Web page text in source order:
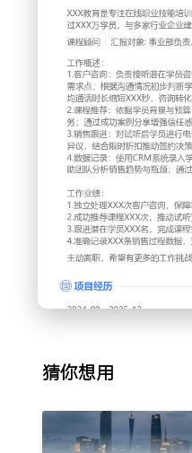
供编程、设计等实用
作。
课程顾问汇报对象：部
工作概述：
1.客户咨询：负责接
答课程内容、费用等
将高意向线索转给正
时长缩短XXX秒，咨询
2.课程推荐：依据学员
解不同课程优势，突
约试听课；每周整理推
3.销售跟进：对试听后
定期发送课程资料与学
量、预约量与签约量；
工作业绩：
猜你想用